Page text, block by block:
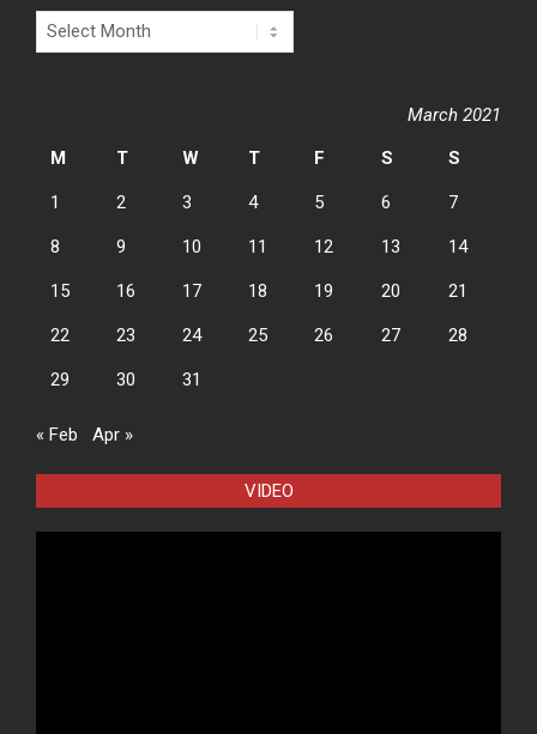
Archives
March 2021
M
T W T F S S
1 2 3 4 5 6 7
8 9 10 11 12 13 14
15 16 17 18 19 20 21
22 23 24 25 26 27 28
29 30 31
« Feb Apr »
VIDEO